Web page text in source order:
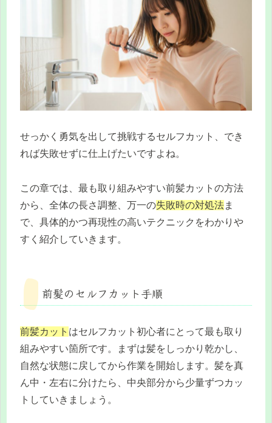
せっかく勇気を出して挑戦するセルフカット、でき
れば失敗せずに仕上げたいですよね。
この章では、最も取り組みやすい前髪カットの方法
から、全体の長さ調整、万一の失敗時の対処法ま
で、具体的かつ再現性の高いテクニックをわかりや
すく紹介していきます。
前髪のセルフカット手順
前髪カット はセルフカット初心者にとって最も取り
組みやすい箇所です。まずは髪をしっかり乾かし、
自然な状態に戻してから作業を開始します。髪を真
ん中・左右に分けたら、中央部分から少量ずつカッ
トしていきましょう。